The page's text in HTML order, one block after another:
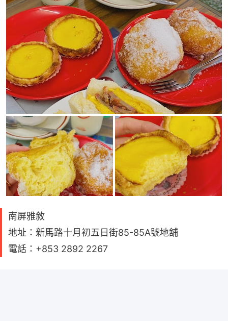
南屏雅敘
地址：新馬路十月初五日街85-85A號地舖
電話：+853 2892 2267